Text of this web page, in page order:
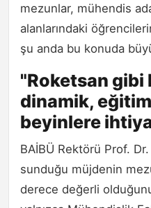
mezunlar, mühendis
alanlarındaki
şu anda bu konuda
"Roketsan gibi
dinamik,
beyinlere
BAİBÜ Rektörü Prof.
sunduğu müjdenin
derece değerli